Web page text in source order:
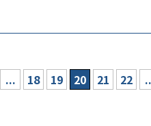
... 18 19 20 21 22